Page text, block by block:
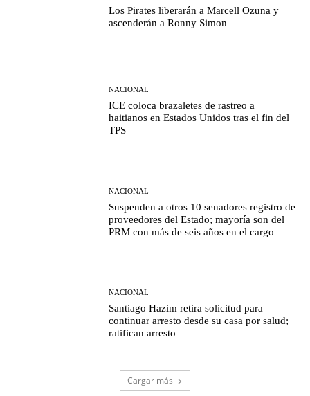
Los Pirates liberarán a Marcell Ozuna y
ascenderán a Ronny Simon
NACIONAL
ICE coloca brazaletes de rastreo a
haitianos en Estados Unidos tras el fin del
TPS
NACIONAL
Suspenden a otros 10 senadores registro de
proveedores del Estado; mayoría son del
PRM con más de seis años en el cargo
NACIONAL
Santiago Hazim retira solicitud para
continuar arresto desde su casa por salud;
ratifican arresto
Cargar más